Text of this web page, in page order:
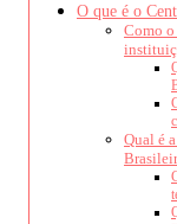
O que é o
Como
Qual é